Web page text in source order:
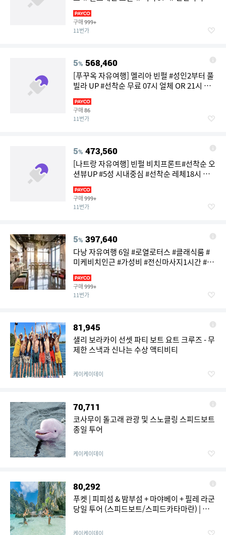
4일/5일
구매 999+
11번가
5% 568,460
[푸꾸옥 자유여행] 멜리아 빈펄 #성인2부터 풀
빌라 UP #선착순 무료 07시 얼체 OR 21시 레
체 포함 #전일조식 #왕복픽업 5/6일
구매 86
11번가
5% 473,560
[나트랑 자유여행] 빈펄 비치프론트#선착순 오
션뷰UP #5성 시내중심 #선착순 레체18시 포
함 5일/6일
구매 999+
11번가
5% 397,640
다낭 자유여행 6일 #로열로터스 #클래식룸 #
미케비치인근 #가성비 #전신마사지1시간 #공
항픽업
구매 999+
11번가
81,945
샐리 보라카이 선셋 파티 보트 요트 크루즈 - 무
제한 스낵과 신나는 수상 액티비티
케이케이데이
70,711
코사무이 돌고래 관광 및 스노클링 스피드보트
종일 투어
케이케이데이
80,292
푸켓 | 피피섬 & 밤부섬 + 마야베이 + 필레 라군
당일 투어 (스피드보트/스피드카타마란) | 푸
케이케이데이